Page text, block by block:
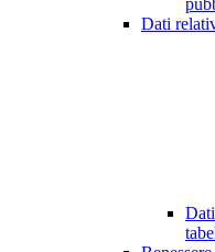
Dati